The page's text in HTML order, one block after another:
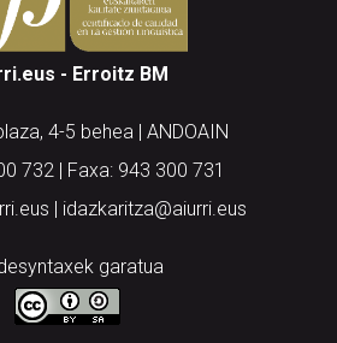
- Erroitz BM
4-5 behea | ANDOAIN
732 | Faxa: 943 300 731
| idazkaritza@aiurri.eus
garatua